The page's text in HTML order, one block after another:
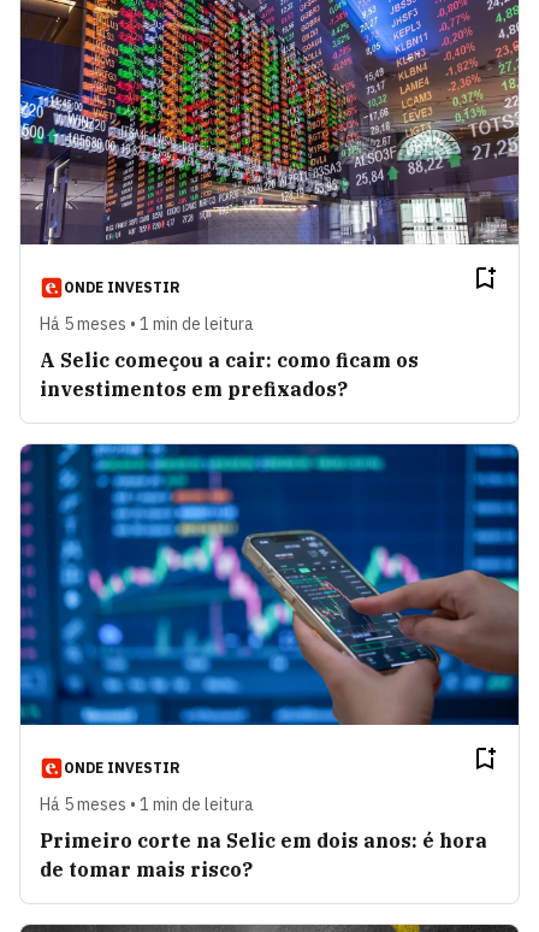
ONDE INVESTIR
Há 5 meses • 1 min de leitura
A Selic começou a cair: como ficam os
investimentos em prefixados?
ONDE INVESTIR
Há 5 meses • 1 min de leitura
Primeiro corte na Selic em dois anos: é hora
de tomar mais risco?